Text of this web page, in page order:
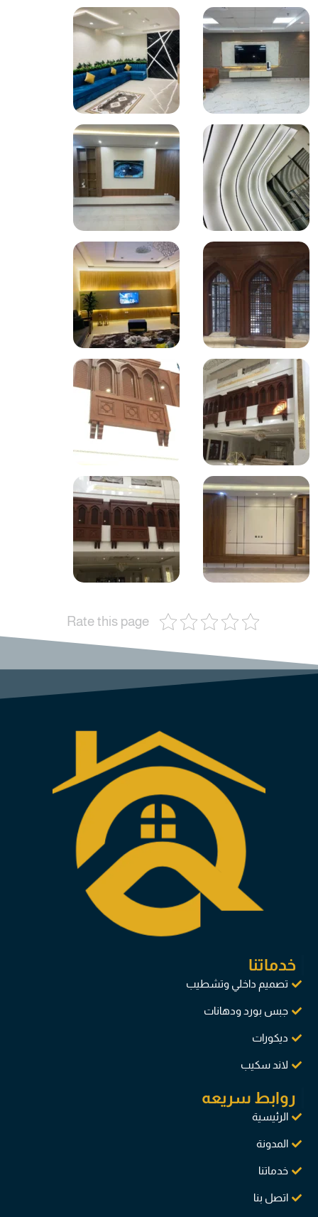
Rate this page
خدماتنا
تصميم داخلي وتشطيب
جبس بورد ودهانات
ديكورات
لاند سكيب
روابط سريعه
الرئيسية
المدونة
خدماتنا
اتصل بنا